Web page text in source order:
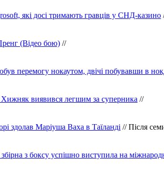
які досі тримають гравців у СНД-казино
(Відео бою) //
перемогу нокаутом, двічі побувавши в
виявився легшим за суперника //
здолав Маріуша Ваха в Таїланді // Після
збірна з боксу успішно виступила на